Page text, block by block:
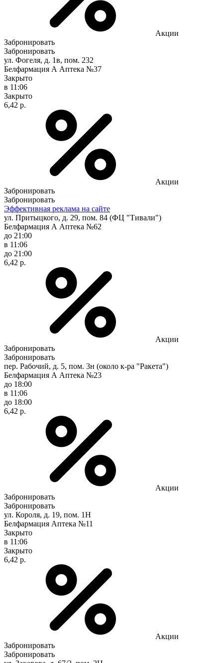
Акции
Забронировать
Забронировать
ул. Фогеля, д. 1в, пом. 232
Белфармация А Аптека №37
Закрыто
в 11:06
Закрыто
6,42 р.
Акции
Забронировать
Забронировать
Эффективная реклама на сайте
ул. Притыцкого, д. 29, пом. 84 (ФЦ "Тивали")
Белфармация А Аптека №62
до 21:00
в 11:06
до 21:00
6,42 р.
Акции
Забронировать
Забронировать
пер. Рабочий, д. 5, пом. 3н (около к-ра "Ракета")
Белфармация А Аптека №23
до 18:00
в 11:06
до 18:00
6,42 р.
Акции
Забронировать
Забронировать
ул. Короля, д. 19, пом. 1Н
Белфармация Аптека №11
Закрыто
в 11:06
Закрыто
6,42 р.
Акции
Забронировать
Забронировать